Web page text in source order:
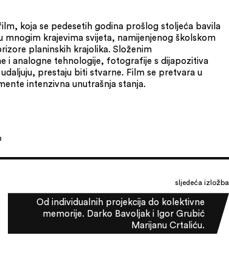
koja se pedesetih godina prošlog stoljeća bavila
krajevima svijeta, namijenjenog školskom
planinskih krajolika. Složenim
i analogne tehnologije, fotografije s dijapozitiva
prestaju biti stvarne. Film se pretvara u
intenzivna unutrašnja stanja.
sljedeća izložba
Od individualnih projekcija do kolektivne
memorije. Darko Bavoljak i Igor Grubić
Marijanu Crtaliću.